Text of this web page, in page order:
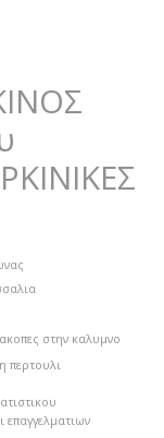
στην καλυμνο
περτουλι
επαγγελματιων